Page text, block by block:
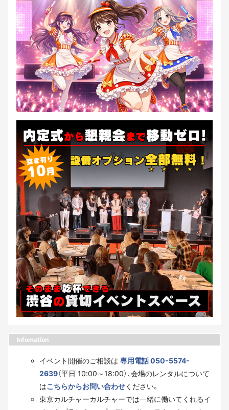
Infomation
イベント開催のご相談は 専用電話 050-5574-
2639（平日 10:00～18:00）、会場のレンタルについて
はこちらからお問い合わせください。
東京カルチャーカルチャーでは一緒に働いてくれるイ